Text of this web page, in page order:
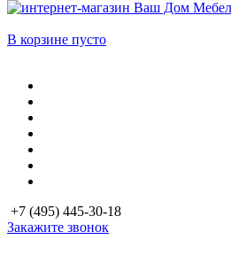
В корзине пусто
+7 (495) 445-30-18
Закажите звонок